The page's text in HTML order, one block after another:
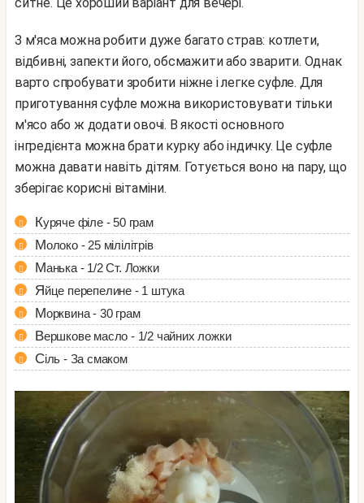
ситне. Це хороший варіант для вечері.
З м'яса можна робити дуже багато страв: котлети,
відбивні, запекти його, обсмажити або зварити. Однак
варто спробувати зробити ніжне і легке суфле. Для
приготування суфле можна використовувати тільки
м'ясо або ж додати овочі. В якості основного
інгредієнта можна брати курку або індичку. Це суфле
можна давати навіть дітям. Готується воно на пару, що
зберігає корисні вітаміни.
Куряче філе - 50 грам
Молоко - 25 мілілітрів
Манька - 1/2 Ст. Ложки
Яйце перепелине - 1 штука
Морквина - 30 грам
Вершкове масло - 1/2 чайних ложки
Сіль - За смаком